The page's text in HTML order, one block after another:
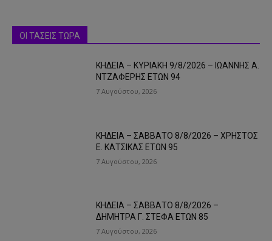
ΟΙ ΤΑΣΕΙΣ ΤΩΡΑ
ΚΗΔΕΙΑ – ΚΥΡΙΑΚΗ 9/8/2026 – ΙΩΑΝΝΗΣ Α.
ΝΤΖΑΦΕΡΗΣ ΕΤΩΝ 94
7 Αυγούστου, 2026
ΚΗΔΕΙΑ – ΣΑΒΒΑΤΟ 8/8/2026 – ΧΡΗΣΤΟΣ
Ε. ΚΑΤΣΙΚΑΣ ΕΤΩΝ 95
7 Αυγούστου, 2026
ΚΗΔΕΙΑ – ΣΑΒΒΑΤΟ 8/8/2026 –
ΔΗΜΗΤΡΑ Γ. ΣΤΕΦΑ ΕΤΩΝ 85
7 Αυγούστου, 2026